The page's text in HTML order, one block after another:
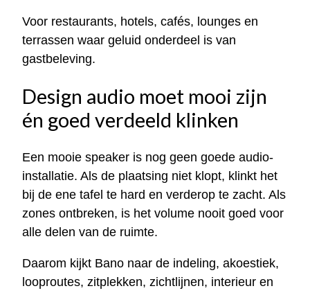
Voor restaurants, hotels, cafés, lounges en
terrassen waar geluid onderdeel is van
gastbeleving.
Design audio moet mooi zijn
én goed verdeeld klinken
Een mooie speaker is nog geen goede audio-
installatie. Als de plaatsing niet klopt, klinkt het
bij de ene tafel te hard en verderop te zacht. Als
zones ontbreken, is het volume nooit goed voor
alle delen van de ruimte.
Daarom kijkt Bano naar de indeling, akoestiek,
looproutes, zitplekken, zichtlijnen, interieur en